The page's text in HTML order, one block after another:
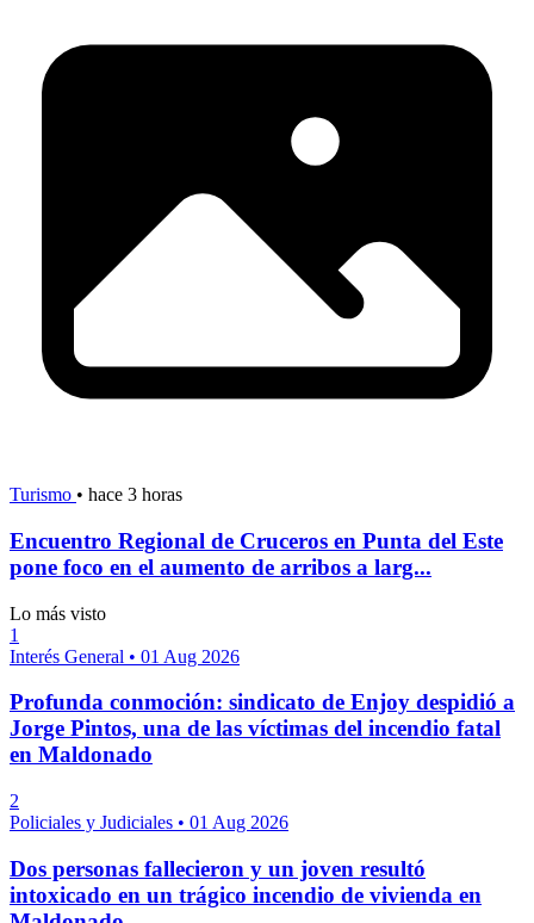
Turismo • hace 3 horas
Encuentro Regional de Cruceros en Punta del Este
pone foco en el aumento de arribos a larg...
Lo más visto
1
Interés General • 01 Aug 2026
Profunda conmoción: sindicato de Enjoy despidió a
Jorge Pintos, una de las víctimas del incendio fatal
en Maldonado
2
Policiales y Judiciales • 01 Aug 2026
Dos personas fallecieron y un joven resultó
intoxicado en un trágico incendio de vivienda en